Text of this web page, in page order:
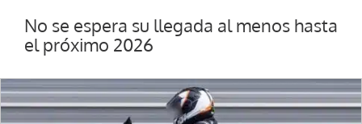
No se espera su llegada al menos hasta
el próximo 2026